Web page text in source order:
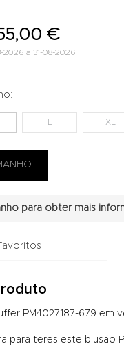
€
2026 a 31-08-2026
L XL
para obter mais
PM4027187-679 em
para teres este blusão